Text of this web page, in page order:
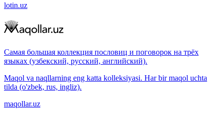
lotin.uz
Самая большая коллекция пословиц и поговорок на трёх
языках (узбекский, русский, английский).
Maqol va naqllarning eng katta kolleksiyasi. Har bir maqol uchta
tilda (o'zbek, rus, ingliz).
maqollar.uz